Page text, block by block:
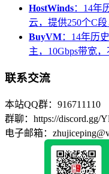
HostWinds：14年
云，提供250个C
BuyVM：14年历
主，10Gbps带宽
联系交流
本站QQ群：916711110
群聊：https://discord.gg/
电子邮箱：